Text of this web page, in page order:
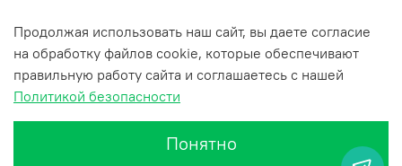
Информация
Продолжая использовать наш сайт, вы даете согласие
на обработку файлов cookie, которые обеспечивают
правильную работу сайта и соглашаетесь с нашей
Политикой безопасности
Понятно